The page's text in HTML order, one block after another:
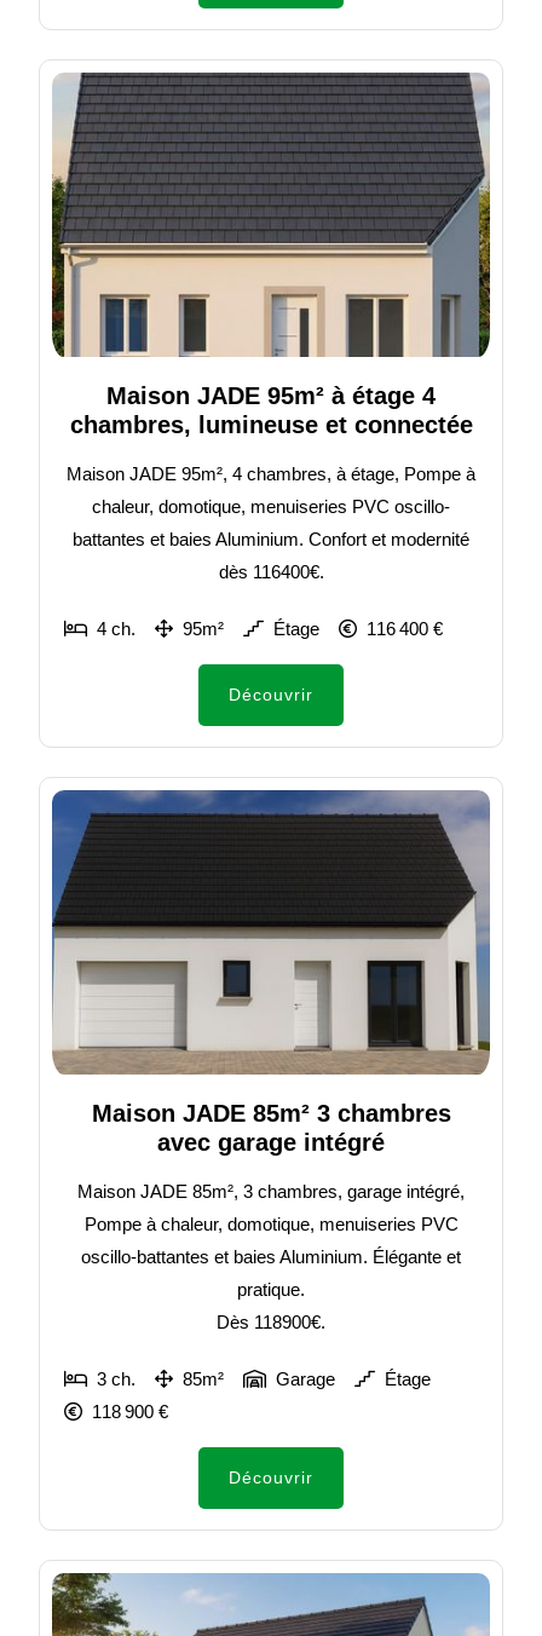
Maison JADE 95m² à étage 4
chambres, lumineuse et connectée
Maison JADE 95m², 4 chambres, à étage, Pompe à
chaleur, domotique, menuiseries PVC oscillo-
battantes et baies Aluminium. Confort et modernité
dès 116400€.
4 ch. 95m² Étage 116 400 €
Découvrir
Maison JADE 85m² 3 chambres
avec garage intégré
Maison JADE 85m², 3 chambres, garage intégré,
Pompe à chaleur, domotique, menuiseries PVC
oscillo-battantes et baies Aluminium. Élégante et
pratique.
Dès 118900€.
3 ch. 85m² Garage
Étage
118 900 €
Découvrir